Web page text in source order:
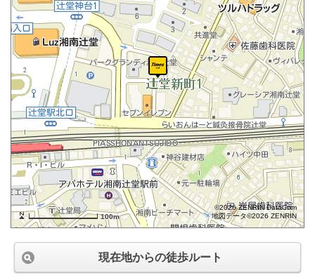
100m
©2026 ZENRIN DataCom
地図データ©2026 ZENRIN
現在地からの徒歩ルート